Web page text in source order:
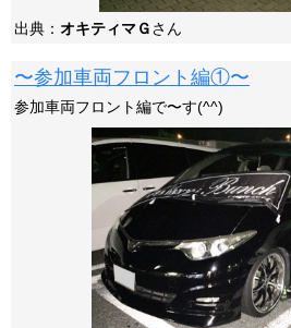
出典： オキティマＧさん
〜参加車両フロント編①〜
参加車両フロント編で〜す(^^)